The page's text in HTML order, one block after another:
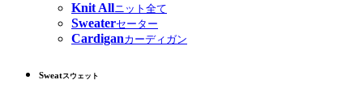
Knit Allニット全て
Sweaterセーター
Cardiganカーディガン
Sweatスウェット